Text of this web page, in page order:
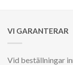
VI GARANTERAR
Vid beställningar